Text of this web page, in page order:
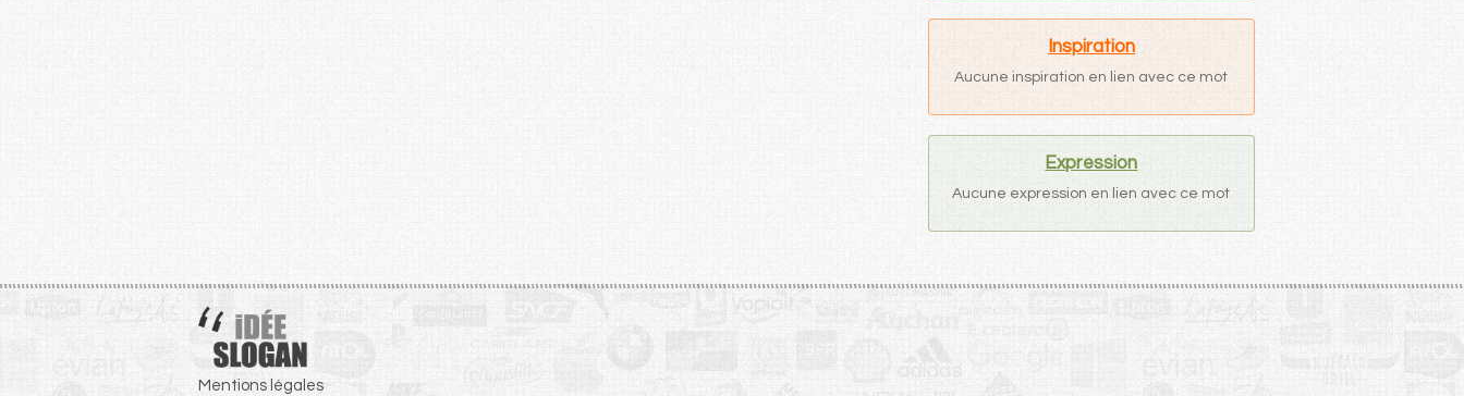
Inspiration
Aucune inspiration en lien avec ce mot
Expression
Aucune expression en lien avec ce mot
Mentions légales